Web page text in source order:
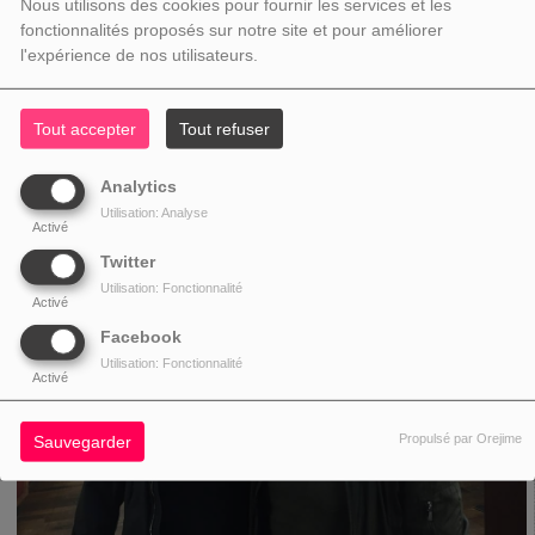
Nous utilisons des cookies pour fournir les services et les
fonctionnalités proposés sur notre site et pour améliorer
l'expérience de nos utilisateurs.
Tout accepter Tout refuser
Analytics
Activé
Utilisation: Analyse
Twitter
Activé
Utilisation: Fonctionnalité
Facebook
Activé
Utilisation: Fonctionnalité
Sauvegarder Propulsé par Orejime
Ne ratez pas les rencontres privées avec nos artistes !